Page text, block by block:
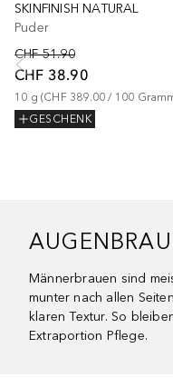
SKINFINISH NATURAL
Puder
CHF 51.90
CHF 38.90
10 g (CHF 389.00 / 100
GESCHENK
Männerbrauen sind
munter nach allen
klaren Textur. So
Extraportion Pflege.